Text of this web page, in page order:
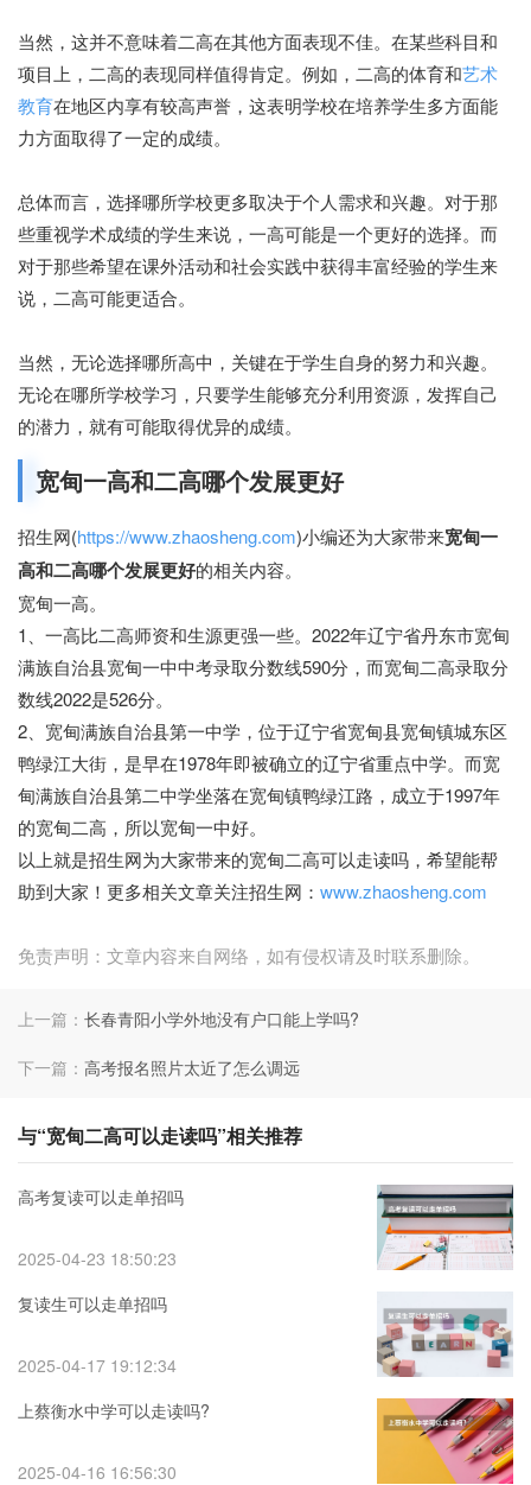
当然，这并不意味着二高在其他方面表现不佳。在某些科目和
项目上，二高的表现同样值得肯定。例如，二高的体育和艺术
教育在地区内享有较高声誉，这表明学校在培养学生多方面能
力方面取得了一定的成绩。
总体而言，选择哪所学校更多取决于个人需求和兴趣。对于那
些重视学术成绩的学生来说，一高可能是一个更好的选择。而
对于那些希望在课外活动和社会实践中获得丰富经验的学生来
说，二高可能更适合。
当然，无论选择哪所高中，关键在于学生自身的努力和兴趣。
无论在哪所学校学习，只要学生能够充分利用资源，发挥自己
的潜力，就有可能取得优异的成绩。
宽甸一高和二高哪个发展更好
招生网(https://www.zhaosheng.com)小编还为大家带来宽甸一
高和二高哪个发展更好的相关内容。
宽甸一高。
1、一高比二高师资和生源更强一些。2022年辽宁省丹东市宽甸
满族自治县宽甸一中中考录取分数线590分，而宽甸二高录取分
数线2022是526分。
2、宽甸满族自治县第一中学，位于辽宁省宽甸县宽甸镇城东区
鸭绿江大街，是早在1978年即被确立的辽宁省重点中学。而宽
甸满族自治县第二中学坐落在宽甸镇鸭绿江路，成立于1997年
的宽甸二高，所以宽甸一中好。
以上就是招生网为大家带来的宽甸二高可以走读吗，希望能帮
助到大家！更多相关文章关注招生网： www.zhaosheng.com
免责声明：文章内容来自网络，如有侵权请及时联系删除。
上一篇： 长春青阳小学外地没有户口能上学吗?
下一篇： 高考报名照片太近了怎么调远
与“宽甸二高可以走读吗”相关推荐
高考复读可以走单招吗
2025-04-23 18:50:23
复读生可以走单招吗
2025-04-17 19:12:34
上蔡衡水中学可以走读吗?
2025-04-16 16:56:30